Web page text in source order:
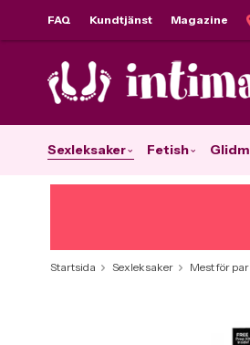
FAQ Kundtjänst Magazine
Sexleksaker Fetish
Startsida Sexleksaker Mest för par